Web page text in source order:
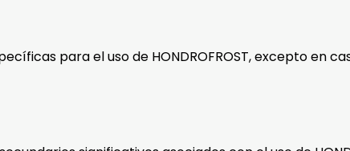
para el uso de HONDROFROST, excepto en